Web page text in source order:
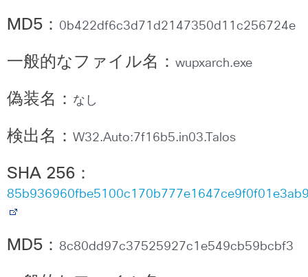
MD5 ： 0b422df6c3d71d2147350d11c256724e
一般的なファイル名： wupxarch.exe
偽装名： なし
検出名： W32.Auto:7f16b5.in03.Talos
SHA 256 ：
MD5 ： 8c80dd97c37525927c1e549cb59bcbf3